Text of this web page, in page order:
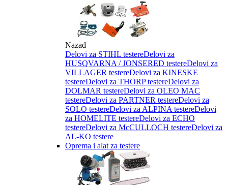
Nazad
Delovi za STIHL testereDelovi za
HUSQVARNA / JONSERED testereDelovi za
VILLAGER testereDelovi za KINESKE
testereDelovi za THORP testereDelovi za
DOLMAR testereDelovi za OLEO MAC
testereDelovi za PARTNER testereDelovi za
SOLO testereDelovi za ALPINA testereDelovi
za HOMELITE testereDelovi za ECHO
testereDelovi za McCULLOCH testereDelovi za
AL-KO testere
Oprema i alat za testere